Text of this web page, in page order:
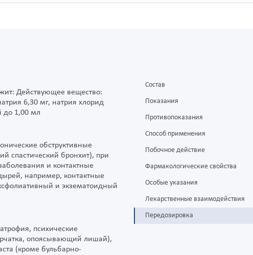
Действующее вещество:
6,30 мг, натрия хлорид
до 1,00 мл
обструктивные
спастический бронхит), при
и контактные
например, контактные
и экзематоидный
психические
опоясывающий лишай),
(кроме бульбарно-
Состав
Показания
Противопоказания
Способ применения
Побочное действие
Фармакологические свойства
Особые указания
Лекарственные взаимодействия
Передозировка